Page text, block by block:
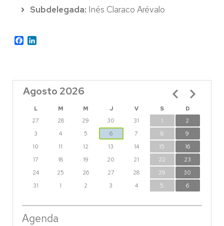
Subdelegada: Inés Claraco Arévalo
Facebook
Agosto 2026
L M M J V S
D
27
28 29 30 31 1
2
3
4 5 6 7 8
9
10
11 12 13 14 15
16
17
18 19 20 21 22
23
24
25 26 27 28 29
30
31
1 2 3 4 5 6
Paginación
Agenda